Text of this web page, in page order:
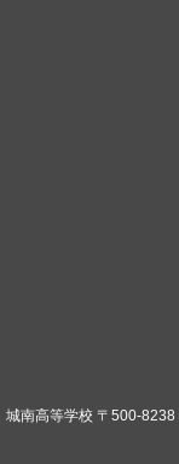
城南高等学校 〒500-